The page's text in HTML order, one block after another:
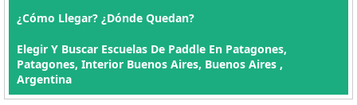
¿Cómo Llegar? ¿Dónde Quedan?
Elegir Y Buscar Escuelas De Paddle En Patagones,
Patagones, Interior Buenos Aires, Buenos Aires ,
Argentina